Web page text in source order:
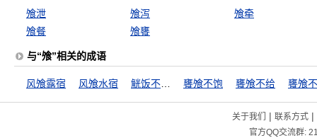
飧泄 飧泻
飧牵
飧餐
飧饔
与“飧”相关的成语
风飧露宿 风飧水宿 饔飧不饱 饔飧不给 饔飧
关于我们 | 联系方式|
官方QQ交流群: